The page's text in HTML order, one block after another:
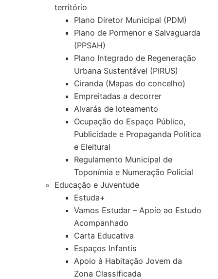
território
Plano Diretor Municipal (PDM)
Plano de Pormenor e Salvaguarda
(PPSAH)
Plano Integrado de Regeneração
Urbana Sustentável (PIRUS)
Ciranda (Mapas do concelho)
Empreitadas a decorrer
Alvarás de loteamento
Ocupação do Espaço Público,
Publicidade e Propaganda Política
e Eleitural
Regulamento Municipal de
Toponímia e Numeração Policial
Educação e Juventude
Estuda+
Vamos Estudar – Apoio ao Estudo
Acompanhado
Carta Educativa
Espaços Infantis
Apoio à Habitação Jovem da
Zona Classificada